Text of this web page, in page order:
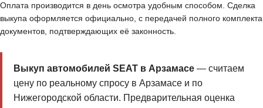
Оплата производится в день осмотра удобным способом. Сделка
выкупа оформляется официально, с передачей полного комплекта
документов, подтверждающих её законность.
Выкуп автомобилей SEAT в Арзамасе— считаем
цену по реальному спросу в Арзамасе и по
Нижегородской области. Предварительная оценка